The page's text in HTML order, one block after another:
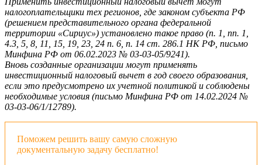
налогоплательщики тех регионов, где законом субъекта РФ
(решением представительного органа федеральной
территории «Сириус») установлено такое право (п. 1, пп. 1,
4.3, 5, 8, 11, 15, 19, 23, 24 п. 6, п. 14 ст. 286.1 НК РФ, письмо
Минфина РФ от 06.02.2023 № 03-03-05/9241).
Вновь созданные организации могут применять
инвестиционный налоговый вычет в год своего образования,
если это предусмотрено их учетной политикой и соблюдены
необходимые условия (письмо Минфина РФ от 14.02.2024 №
03-03-06/1/12789).
Поможем решить вашу самую сложную
документальную задачу бесплатно!